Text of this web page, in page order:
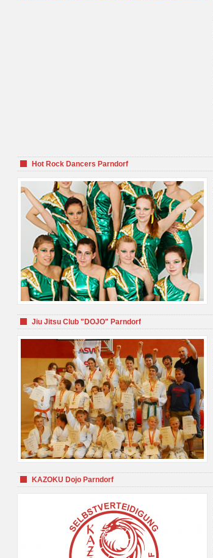
Hot Rock Dancers Parndorf
Jiu Jitsu Club "DOJO" Parndorf
KAZOKU Dojo Parndorf